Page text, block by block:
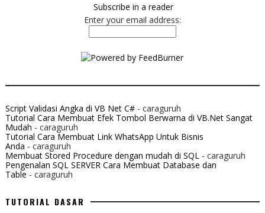
Subscribe in a reader
Enter your email address:
Script Validasi Angka di VB Net C#- caraguruh
Tutorial Cara Membuat Efek Tombol Berwarna di VB.Net Sangat
Mudah - caraguruh
Tutorial Cara Membuat Link WhatsApp Untuk Bisnis
Anda - caraguruh
Membuat Stored Procedure dengan mudah di SQL- caraguruh
Pengenalan SQL SERVER Cara Membuat Database dan
Table - caraguruh
TUTORIAL DASAR